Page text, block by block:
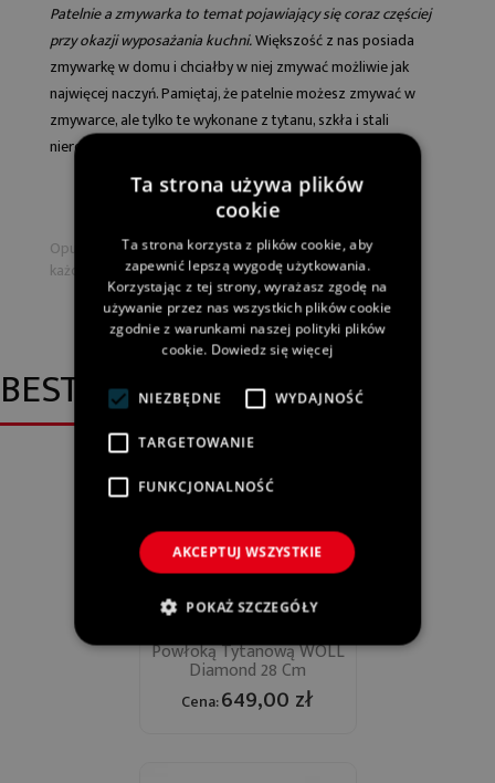
Patelnie a zmywarka to temat pojawiający się coraz częściej
przy okazji wyposażania kuchni.Większość z nas posiada
zmywarkę w domu i chciałby w niej zmywać możliwie jak
najwięcej naczyń. Pamiętaj, że patelnie możesz zmywać w
zmywarce, ale tylko te wykonane z tytanu, szkła i stali
nierdzewnej.
Opublikowano w:Blog kulinarny - przepisy i inspiracje dla
każdego!
Przepisy
BESTSELLERY
Powłoką Tytanową WOLL
Diamond 28 Cm
Cena:649,00 zł
Ta strona używa plików
cookie
Ta strona korzysta z plików cookie, aby
zapewnić lepszą wygodę użytkowania.
Korzystając z tej strony, wyrażasz zgodę na
używanie przez nas wszystkich plików cookie
zgodnie z warunkami naszej polityki plików
cookie. Dowiedz się więcej
NIEZBĘDNE WYDAJNOŚĆ
TARGETOWANIE
FUNKCJONALNOŚĆ
AKCEPTUJ WSZYSTKIE
POKAŻ SZCZEGÓŁY